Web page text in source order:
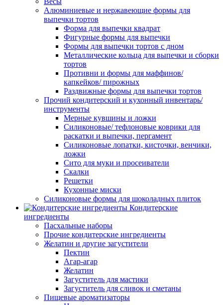
Алюминиевые и нержавеющие формы для
выпечки тортов
Форма для выпечки квадрат
Фигурные формы для выпечки
Формы для выпечки тортов с дном
Металлические кольца для выпечки и сборки
тортов
Противни и формы для маффинов/
капкейков/ пирожных
Раздвижные формы для выпечки тортов
Прочий кондитерский и кухонный инвентарь/
инструменты
Мерные кувшины и ложки
Силиконовые/ тефлоновые коврики для
раскатки и выпечки, пергамент
Силиконовые лопатки, кисточки, венчики,
ложки
Сито для муки и просеиватели
Скалки
Решетки
Кухонные миски
Силиконовые формы для шоколадных плиток
Кондитерские
ингредиенты
Пасхальные наборы
Прочие кондитерские ингредиенты
Желатин и другие загустители
Пектин
Агар-агар
Желатин
Загуститель для мастики
Загуститель для сливок и сметаны
Пищевые ароматизаторы